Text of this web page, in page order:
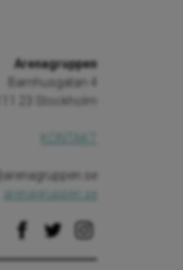
Arenagruppen
Barnhusgatan 4
111 23 Stockholm
arenagruppen.se